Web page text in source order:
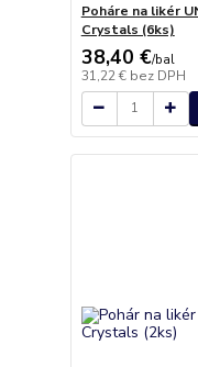
Poháre na likér
Crystals (6ks)
38,40 €/bal
31,22 € bez DPH